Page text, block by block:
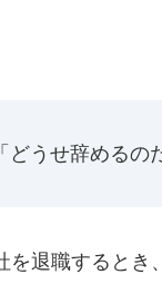
「どうせ辞める
を退職するとき